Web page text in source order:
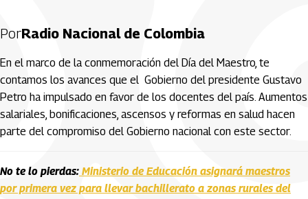
PorRadio Nacional de Colombia
En el marco de la conmemoración del Día del Maestro, te
contamos los avances que el Gobierno del presidente Gustavo
Petro ha impulsado en favor de los docentes del país. Aumentos
salariales, bonificaciones, ascensos y reformas en salud hacen
parte del compromiso del Gobierno nacional con este sector.
No te lo pierdas: Ministerio de Educación asignará maestros
por primera vez para llevar bachillerato a zonas rurales del